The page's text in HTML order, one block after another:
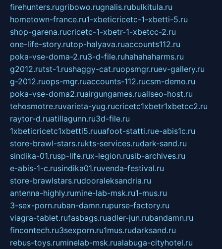
firehunters.rugribowo.rugnalis.rubulkitula.ru
hometown-france.ru1-xbeticricetc-1-xbetti-5.ru
shop-garena.rucricetc-1-xbetr-1-xbetcc-2.ru
one-life-story.rutop-halyava.ruaccounts112.ru
poka-vse-doma-2.ru3-d-file.ruhahahaharms.ru
g2012.rutst-1.rushaggy-cat.ruopsmgr.ruev-gallery.ru
g-2012.ruops-mgr.ruaccounts-112.rucsm-demo.ru
poka-vse-doma2.ruairgungames.ruallseo-host.ru
tehosmotre.ruvarieta-yug.rucricetc1xbetr1xbetcc2.ru
raytor-d.ruatillagunn.ru3d-file.ru
1xbeticricetc1xbetti5.ruuafoot-statti.rue-abis1c.ru
store-brawl-stars.rukts-services.rudark-sand.ru
sindika-01.rusp-life.rux-legion.rusib-archives.ru
e-abis-1-c.rusindika01.ruvenda-festival.ru
store-brawlstars.rudooraleksandria.ru
antenna-highly.rumine-lab-msk.ru1-mus.ru
3-sex-porn.ruban-damn.rupurse-factory.ru
viagra-tablet.rufasbags.ruadler-jun.rubandamn.ru
fincontech.ru3sexporn.ru1mus.rudarksand.ru
rebus-toys.ruminelab-msk.rualabuga-cityhotel.ru